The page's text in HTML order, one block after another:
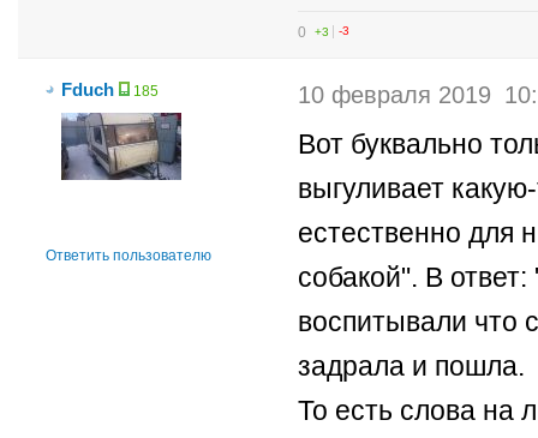
0 +3 -3
Fduch 185
Ответить пользователю
10 февраля 2019
Вот буквально
выгуливает
естественно для
собакой". В
воспитывали что
задрала и пошла.
То есть слова на